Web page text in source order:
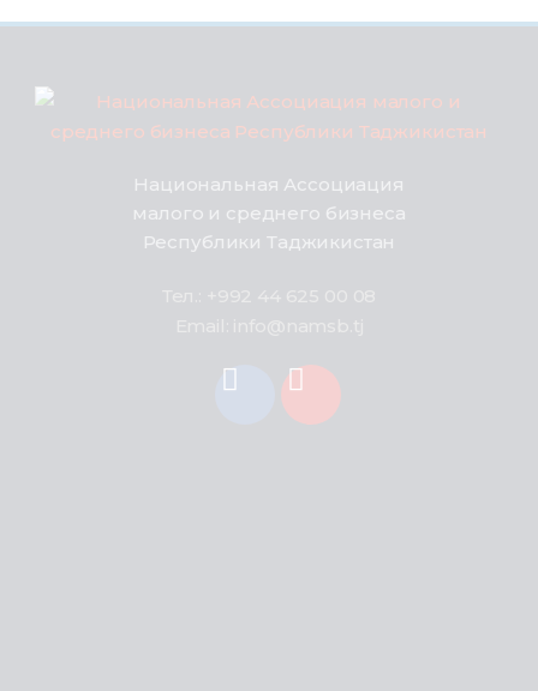
Национальная Ассоциация
малого и среднего бизнеса
Республики Таджикистан